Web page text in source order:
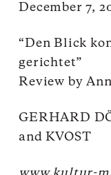
December 7,
“Den Blick
gerichtet”
Review by
GERHARD
and KVOST